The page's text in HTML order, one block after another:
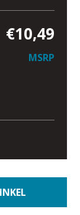
€10,49
MSRP